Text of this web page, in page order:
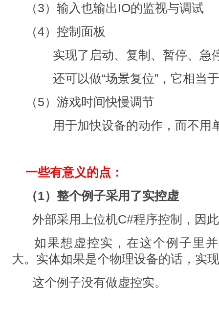
（3）输入也输出IO的监视与调试
（4）控制面板
实现了启动、复制、暂停、急
还可以做“场景复位”，它相当
（5）游戏时间快慢调节
用于加快设备的动作，而不用
一些有意义的点：
（1）整个例子采用了实控虚
外部采用上位机C#程序控制，因
如果想虚控实，在这个例子里
大。实体如果是个物理设备的话，实
这个例子没有做虚控实。